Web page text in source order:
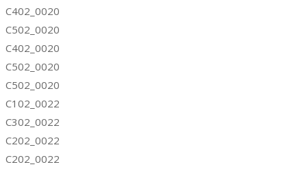
C402_0020
C502_0020
C402_0020
C502_0020
C502_0020
C102_0022
C302_0022
C202_0022
C202_0022